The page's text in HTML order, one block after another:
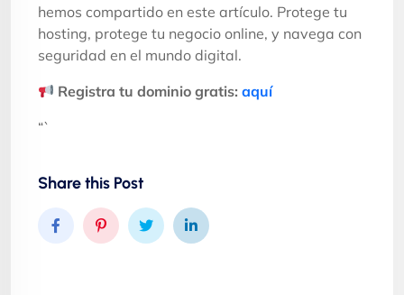
hemos compartido en este artículo. Protege tu
hosting, protege tu negocio online, y navega con
seguridad en el mundo digital.
Registra tu dominio gratis:aquí
“`
Share this Post